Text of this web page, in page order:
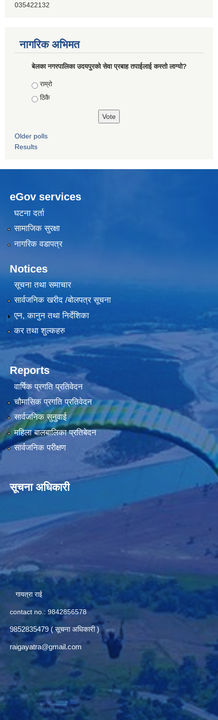
035422132
नागरिक अभिमत
बेलका नगरपालिका उदयपुरको सेवा प्रबाह तपाईलाई कस्तो लाग्यो?
Choices
राम्रो
ठिकै
Older polls
Results
eGov services
घटना दर्ता
सामाजिक सुरक्षा
नागरिक वडापत्र
Notices
सूचना तथा समाचार
सार्वजनिक खरीद /बोलपत्र सूचना
एन, कानुन तथा निर्देशिका
कर तथा शुल्कहरु
Reports
वार्षिक प्रगति प्रतिवेदन
चौमासिक प्रगति प्रतिवेदन
सार्वजनिक सुनुवाई
महिला बालबालिका प्रतिबेदन
सार्वजनिक परीक्षण
सूचना अधिकारी
गायत्रा राई
contact no.: 9842856578
9852835479 ( सूचना अधिकारी )
raigayatra@gmail.com